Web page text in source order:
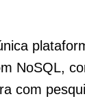
NoSQL,
com